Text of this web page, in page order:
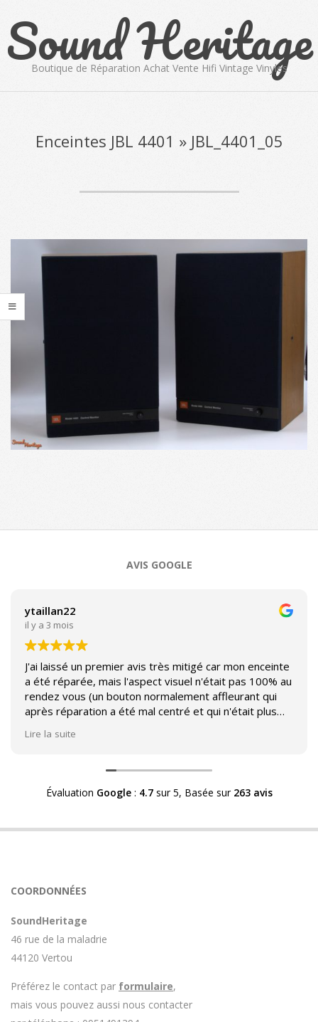
content
Sound Heritage
Boutique de Réparation Achat Vente Hifi Vintage Vinyles
Enceintes JBL 4401 » JBL_4401_05
09-
AVIS GOOGLE
ytaillan22
il y a 3 mois
J'ai laissé un premier avis très mitigé car mon enceinte
a été réparée, mais l'aspect visuel n'était pas 100% au
rendez vous (un bouton normalement affleurant qui
après réparation a été mal centré et qui n'était plus
Héritage afin d'échanger sur mon expérience et on
m'a fourni des explications sur le pourquoi cet aspect
visuel.
enceinte n'est plus fabriqué (et donc vendu) et que
Avoir ce genre d'explication est utile et valorisant pour
rendez le matériel.
Lire la suite
Évaluation Google: 4.7sur 5, Basée sur 263 avis
COORDONNÉES
SoundHeritage
46 rue de la maladrie
44120 Vertou
Préférez le contact par formulaire,
mais vous pouvez aussi nous contacter